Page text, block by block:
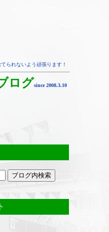
てられないよう頑張ります！
ログsince 2008.3.10